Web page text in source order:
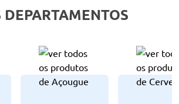
DEPARTAMENTOS